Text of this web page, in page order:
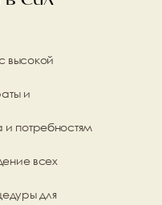
высокой
и
и потребностям
всех
для